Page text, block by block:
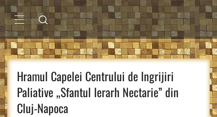
Sari
la
conținutMENIU
PRINCIPAL
Hramul Capelei Centrului de Ingrijiri
Paliative „Sfantul Ierarh Nectarie” din
Cluj-Napoca